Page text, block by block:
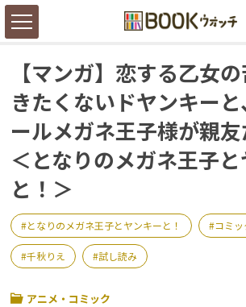
【マンガ】恋する乙女
きたくないドヤンキー
ールメガネ王子様が親
＜となりのメガネ王子
と！＞
となりのメガネ王子とヤンキーと！ コミ
千秋りえ 試し読み
アニメ・コミック